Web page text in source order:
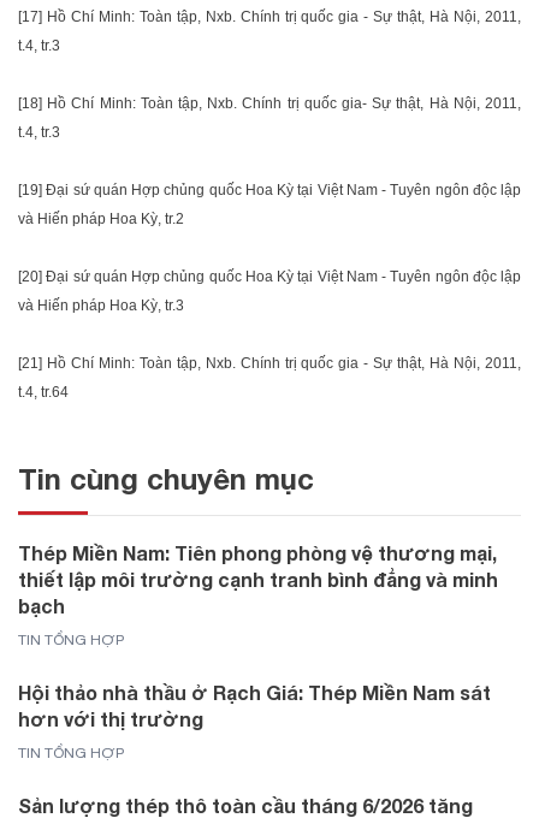
[17] Hồ Chí Minh: Toàn tập, Nxb. Chính trị quốc gia - Sự thật, Hà Nội, 2011,
t.4, tr.3
[18] Hồ Chí Minh: Toàn tập, Nxb. Chính trị quốc gia- Sự thật, Hà Nội, 2011,
t.4, tr.3
[19] Đại sứ quán Hợp chủng quốc Hoa Kỳ tại Việt Nam - Tuyên ngôn độc lập
và Hiến pháp Hoa Kỳ, tr.2
[20] Đại sứ quán Hợp chủng quốc Hoa Kỳ tại Việt Nam - Tuyên ngôn độc lập
và Hiến pháp Hoa Kỳ, tr.3
[21] Hồ Chí Minh: Toàn tập, Nxb. Chính trị quốc gia - Sự thật, Hà Nội, 2011,
t.4, tr.64
Tin cùng chuyên mục
Thép Miền Nam: Tiên phong phòng vệ thương mại,
thiết lập môi trường cạnh tranh bình đẳng và minh
bạch
TIN TỔNG HỢP
Hội thảo nhà thầu ở Rạch Giá: Thép Miền Nam sát
hơn với thị trường
TIN TỔNG HỢP
Sản lượng thép thô toàn cầu tháng 6/2026 tăng